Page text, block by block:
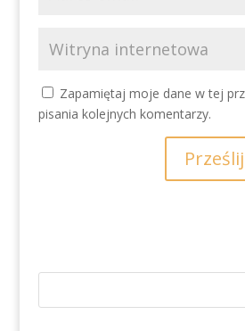
Zapamiętaj moje dane w tej
pisania kolejnych komentarzy.